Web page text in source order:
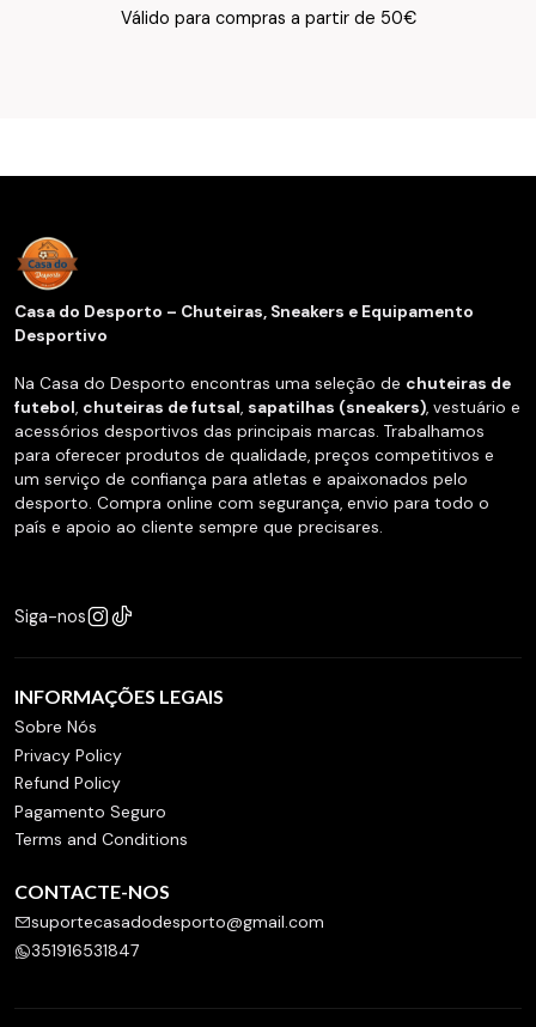
Válido para compras a partir de 50€
Texto do Verso do Cartão de Informação
Casa do Desporto – Chuteiras, Sneakers e Equipamento
Desportivo
Na Casa do Desporto encontras uma seleção de chuteiras de
futebol, chuteiras de futsal, sapatilhas (sneakers), vestuário e
acessórios desportivos das principais marcas. Trabalhamos
para oferecer produtos de qualidade, preços competitivos e
um serviço de confiança para atletas e apaixonados pelo
desporto. Compra online com segurança, envio para todo o
país e apoio ao cliente sempre que precisares.
Siga-nos
INFORMAÇÕES LEGAIS
Sobre Nós
Privacy Policy
Refund Policy
Pagamento Seguro
Terms and Conditions
CONTACTE-NOS
suportecasadodesporto@gmail.com
351916531847